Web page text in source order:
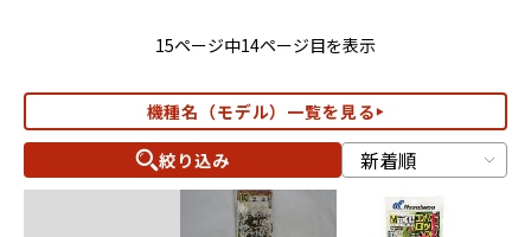
15ページ中14ページ目を表示
機種名（モデル）一覧を見る
絞り込み